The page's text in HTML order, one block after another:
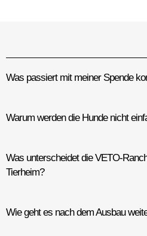
Was passiert mit meiner Spende
Warum werden die Hunde nicht
Was unterscheidet die VETO-
Tierheim?
Wie geht es nach dem Ausbau